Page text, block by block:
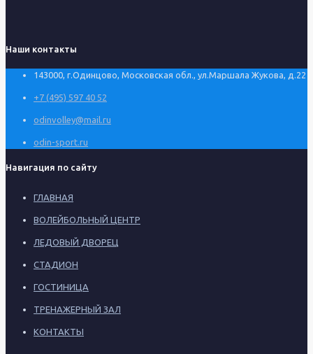
Наши контакты
143000, г.Одинцово, Московская обл., ул.Маршала Жукова, д.22
+7 (495) 597 40 52
odinvolley@mail.ru
odin-sport.ru
Навигация по сайту
ГЛАВНАЯ
ВОЛЕЙБОЛЬНЫЙ ЦЕНТР
ЛЕДОВЫЙ ДВОРЕЦ
СТАДИОН
ГОСТИНИЦА
ТРЕНАЖЕРНЫЙ ЗАЛ
КОНТАКТЫ